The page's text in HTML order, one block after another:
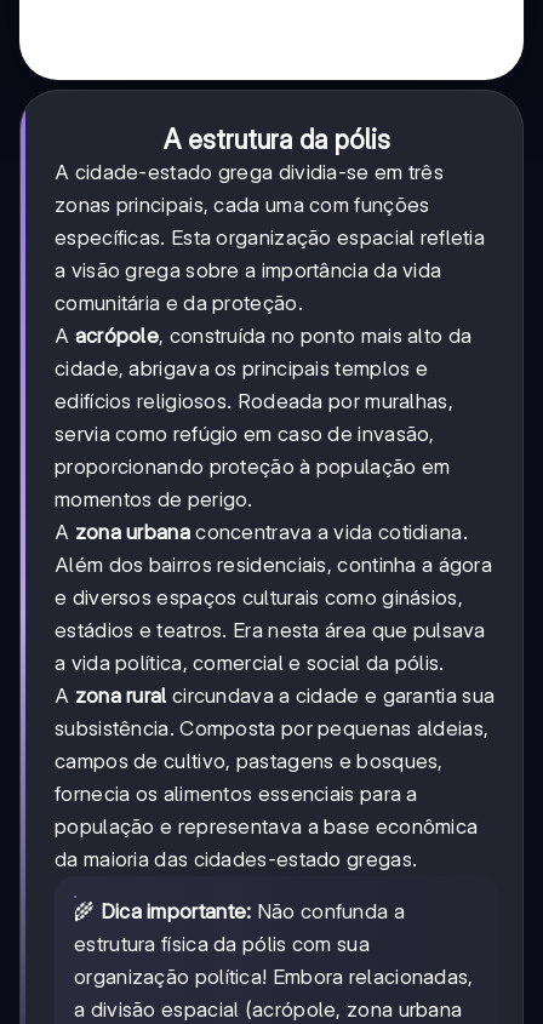
A estrutura da pólis
A cidade-estado grega dividia-se em três
zonas principais, cada uma com funções
específicas. Esta organização espacial refletia
a visão grega sobre a importância da vida
comunitária e da proteção.
A acrópole, construída no ponto mais alto da
cidade, abrigava os principais templos e
edifícios religiosos. Rodeada por muralhas,
servia como refúgio em caso de invasão,
proporcionando proteção à população em
momentos de perigo.
A zona urbanaconcentrava a vida cotidiana.
Além dos bairros residenciais, continha a ágora
e diversos espaços culturais como ginásios,
estádios e teatros. Era nesta área que pulsava
a vida política, comercial e social da pólis.
A zona rural circundava a cidade e garantia sua
subsistência. Composta por pequenas aldeias,
campos de cultivo, pastagens e bosques,
fornecia os alimentos essenciais para a
população e representava a base econômica
da maioria das cidades-estado gregas.
🌾 Dica importante: Não confunda a
estrutura física da pólis com sua
organização política! Embora relacionadas,
a divisão espacial (acrópole, zona urbana